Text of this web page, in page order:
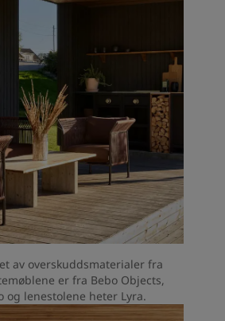
av overskuddsmaterialer fra
er fra Bebo Objects,
og lenestolene heter Lyra.